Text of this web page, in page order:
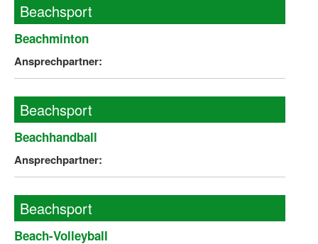
Beachsport
Beachminton
Ansprechpartner:
Beachsport
Beachhandball
Ansprechpartner:
Beachsport
Beach-Volleyball